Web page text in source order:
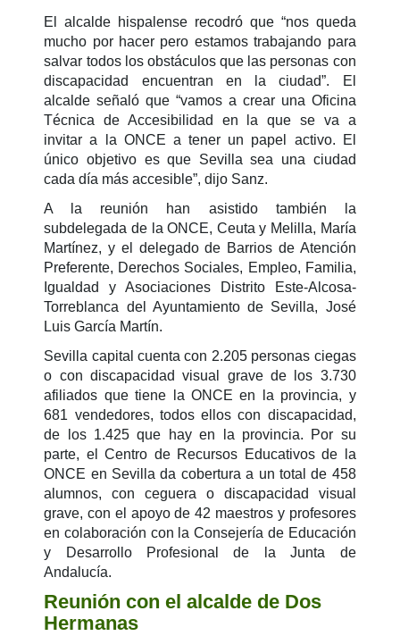
El alcalde hispalense recodró que “nos queda
mucho por hacer pero estamos trabajando para
salvar todos los obstáculos que las personas con
discapacidad encuentran en la ciudad”. El
alcalde señaló que “vamos a crear una Oficina
Técnica de Accesibilidad en la que se va a
invitar a la ONCE a tener un papel activo. El
único objetivo es que Sevilla sea una ciudad
cada día más accesible”, dijo Sanz.
A la reunión han asistido también la
subdelegada de la ONCE, Ceuta y Melilla, María
Martínez, y el delegado de Barrios de Atención
Preferente, Derechos Sociales, Empleo, Familia,
Igualdad y Asociaciones Distrito Este-Alcosa-
Torreblanca del Ayuntamiento de Sevilla, José
Luis García Martín.
Sevilla capital cuenta con 2.205 personas ciegas
o con discapacidad visual grave de los 3.730
afiliados que tiene la ONCE en la provincia, y
681 vendedores, todos ellos con discapacidad,
de los 1.425 que hay en la provincia. Por su
parte, el Centro de Recursos Educativos de la
ONCE en Sevilla da cobertura a un total de 458
alumnos, con ceguera o discapacidad visual
grave, con el apoyo de 42 maestros y profesores
en colaboración con la Consejería de Educación
y Desarrollo Profesional de la Junta de
Andalucía.
Reunión con el alcalde de Dos
Hermanas